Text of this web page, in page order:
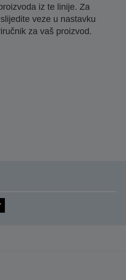
iz te linije. Za
veze u nastavku
za vaš proizvod.